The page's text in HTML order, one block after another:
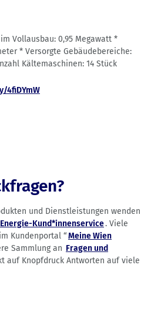
Vollausbau: 0,95 Megawatt *
* Versorgte Gebäudebereiche:
Kältemaschinen: 14 Stück
4fiDYmW
und Dienstleistungen wenden
Kund*innenservice. Viele
Kundenportal “Meine Wien
Sammlung an Fragen und
auf Knopfdruck Antworten auf viele